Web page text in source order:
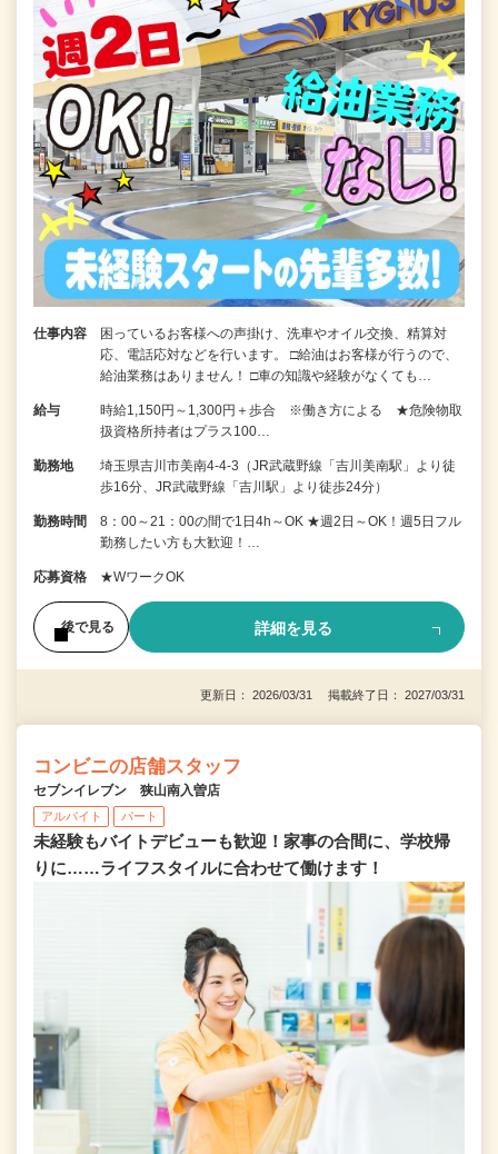
仕事内容
困っているお客様への声掛け、洗車やオイル交換、精算対
応、電話応対などを行います。 □給油はお客様が行うので、
給油業務はありません！ □車の知識や経験がなくても…
給与
時給1,150円～1,300円＋歩合 ※働き方による ★危険物取
扱資格所持者はプラス100…
勤務地
埼玉県吉川市美南4-4-3（JR武蔵野線「吉川美南駅」より徒
歩16分、JR武蔵野線「吉川駅」より徒歩24分）
勤務時間
8：00～21：00の間で1日4h～OK ★週2日～OK！週5日フル
勤務したい方も大歓迎！…
応募資格 ★WワークOK
後で見る 詳細を見る
更新日： 2026/03/31 掲載終了日： 2027/03/31
コンビニの店舗スタッフ
セブンイレブン 狭山南入曽店
アルバイト パート
未経験もバイトデビューも歓迎！家事の合間に、学校帰
りに……ライフスタイルに合わせて働けます！